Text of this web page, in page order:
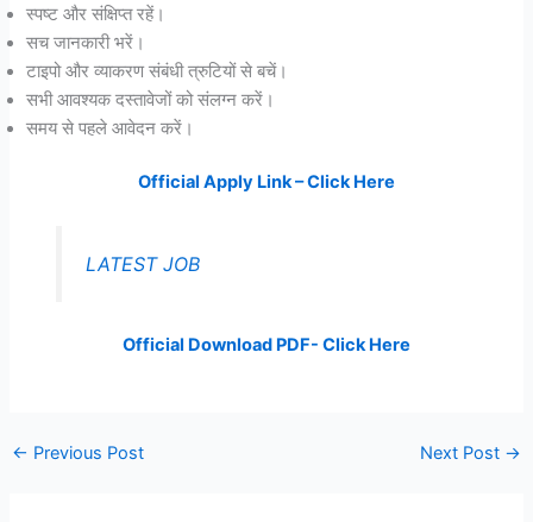
स्पष्ट और संक्षिप्त रहें।
सच जानकारी भरें।
टाइपो और व्याकरण संबंधी त्रुटियों से बचें।
सभी आवश्यक दस्तावेजों को संलग्न करें।
समय से पहले आवेदन करें।
Official Apply Link – Click Here
LATEST JOB
Official Download PDF- Click Here
← Previous Post Next Post →